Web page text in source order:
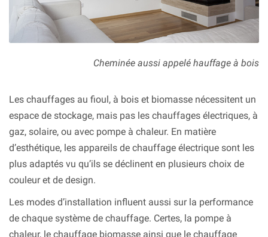
Cheminée aussi appelé hauffage à bois
Les chauffages au fioul, à bois et biomasse nécessitent un
espace de stockage, mais pas les chauffages électriques, à
gaz, solaire, ou avec pompe à chaleur. En matière
d’esthétique, les appareils de chauffage électrique sont les
plus adaptés vu qu’ils se déclinent en plusieurs choix de
couleur et de design.
Les modes d’installation influent aussi sur la performance
de chaque système de chauffage. Certes, la pompe à
chaleur, le chauffage biomasse ainsi que le chauffage